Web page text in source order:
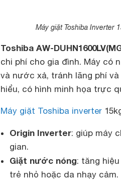
Máy giặt Toshiba Inverter
Toshiba AW-
chi phí cho gia đình. Máy có
và nước xả, tránh lãng phí
hiểu, có hình minh họa trực
Máy giặt Toshiba inverter
Origin Inverter: giúp máy
gian.
Giặt nước nóng: tăng
trẻ nhỏ hoặc da nhạy cảm.